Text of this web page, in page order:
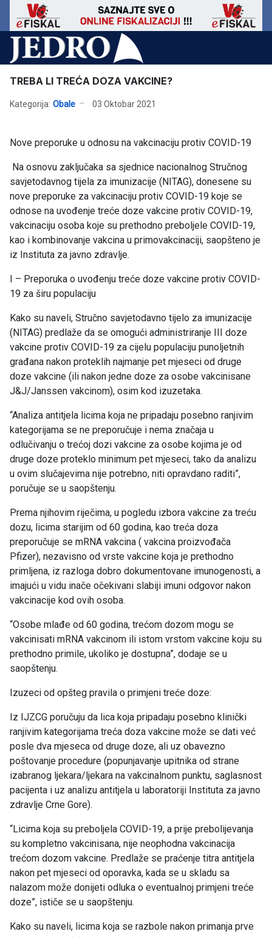
TREBA LI TREĆA DOZA VAKCINE?
Kategorija: Obale 03 Oktobar 2021
Nove preporuke u odnosu na vakcinaciju protiv COVID-19
Na osnovu zaključaka sa sjednice nacionalnog Stručnog
savjetodavnog tijela za imunizacije (NITAG), donesene su
nove preporuke za vakcinaciju protiv COVID-19 koje se
odnose na uvođenje treće doze vakcine protiv COVID-19,
vakcinaciju osoba koje su prethodno preboljele COVID-19,
kao i kombinovanje vakcina u primovakcinaciji, saopšteno je
iz Instituta za javno zdravlje.
I – Preporuka o uvođenju treće doze vakcine protiv COVID-
19 za širu populaciju
Kako su naveli, Stručno savjetodavno tijelo za imunizacije
(NITAG) predlaže da se omogući administriranje III doze
vakcine protiv COVID-19 za cijelu populaciju punoljetnih
građana nakon proteklih najmanje pet mjeseci od druge
doze vakcine (ili nakon jedne doze za osobe vakcinisane
J&J/Janssen vakcinom), osim kod izuzetaka.
“Analiza antitjela licima koja ne pripadaju posebno ranjivim
kategorijama se ne preporučuje i nema značaja u
odlučivanju o trećoj dozi vakcine za osobe kojima je od
druge doze proteklo minimum pet mjeseci, tako da analizu
u ovim slučajevima nije potrebno, niti opravdano raditi”,
poručuje se u saopštenju.
Prema njihovim riječima, u pogledu izbora vakcine za treću
dozu, licima starijim od 60 godina, kao treća doza
preporučuje se mRNA vakcina ( vakcina proizvođača
Pfizer), nezavisno od vrste vakcine koja je prethodno
primljena, iz razloga dobro dokumentovane imunogenosti, a
imajući u vidu inače očekivani slabiji imuni odgovor nakon
vakcinacije kod ovih osoba.
“Osobe mlađe od 60 godina, trećom dozom mogu se
vakcinisati mRNA vakcinom ili istom vrstom vakcine koju su
prethodno primile, ukoliko je dostupna”, dodaje se u
saopštenju.
Izuzeci od opšteg pravila o primjeni treće doze:
Iz IJZCG poručuju da lica koja pripadaju posebno klinički
ranjivim kategorijama treća doza vakcine može se dati već
posle dva mjeseca od druge doze, ali uz obavezno
poštovanje procedure (popunjavanje upitnika od strane
izabranog ljekara/ljekara na vakcinalnom punktu, saglasnost
pacijenta i uz analizu antitjela u laboratoriji Instituta za javno
zdravlje Crne Gore).
“Licima koja su preboljela COVID-19, a prije prebolijevanja
su kompletno vakcinisana, nije neophodna vakcinacija
trećom dozom vakcine. Predlaže se praćenje titra antitjela
nakon pet mjeseci od oporavka, kada se u skladu sa
nalazom može donijeti odluka o eventualnoj primjeni treće
doze”, ističe se u saopštenju.
Kako su naveli, licima koja se razbole nakon primanja prve